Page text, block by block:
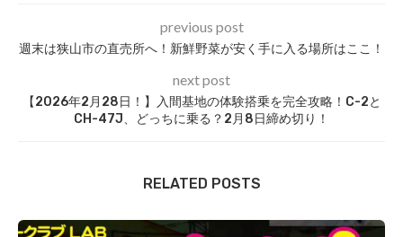
previous post
週末は狭山市の直売所へ！新鮮野菜が安く手に入る場所はここ！
next post
【2026年2月28日！】入間基地の体験搭乗を完全攻略！C-2と
CH-47J、どっちに乗る？2月8日締め切り！
RELATED POSTS